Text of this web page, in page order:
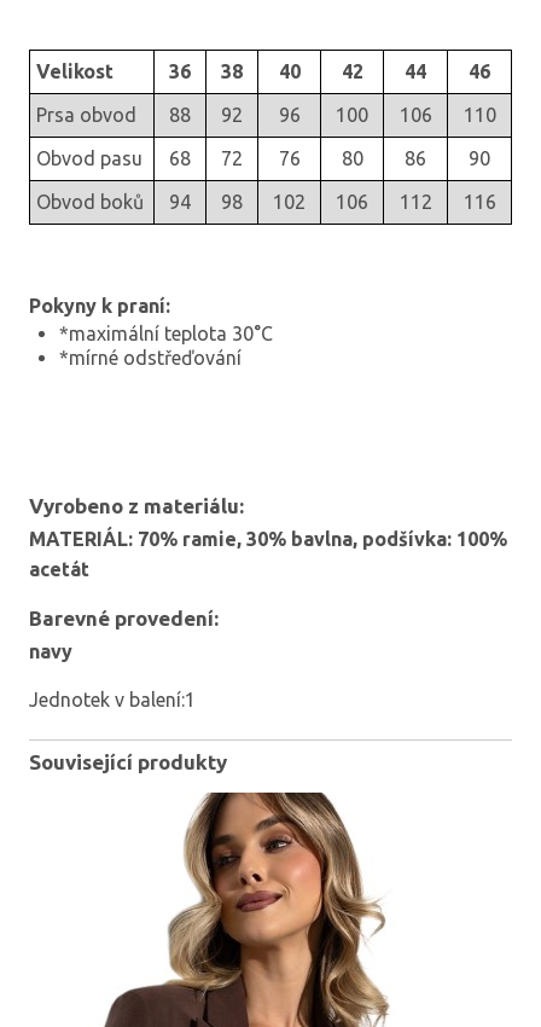
Velikost 36 38 40 42 44
46
Prsa obvod
88 92 96 100 106
110
Obvod pasu
68 72 76 80 86
90
Obvod boků
94 98 102 106 112 116
Pokyny k praní:
*maximální teplota 30°C
*mírné odstřeďování
Vyrobeno z materiálu:
MATERIÁL: 70% ramie, 30% bavlna, podšívka: 100%
acetát
Barevné provedení:
navy
Jednotek v balení:1
Související produkty